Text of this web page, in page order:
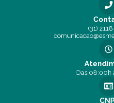
(31)
Das 08:00h